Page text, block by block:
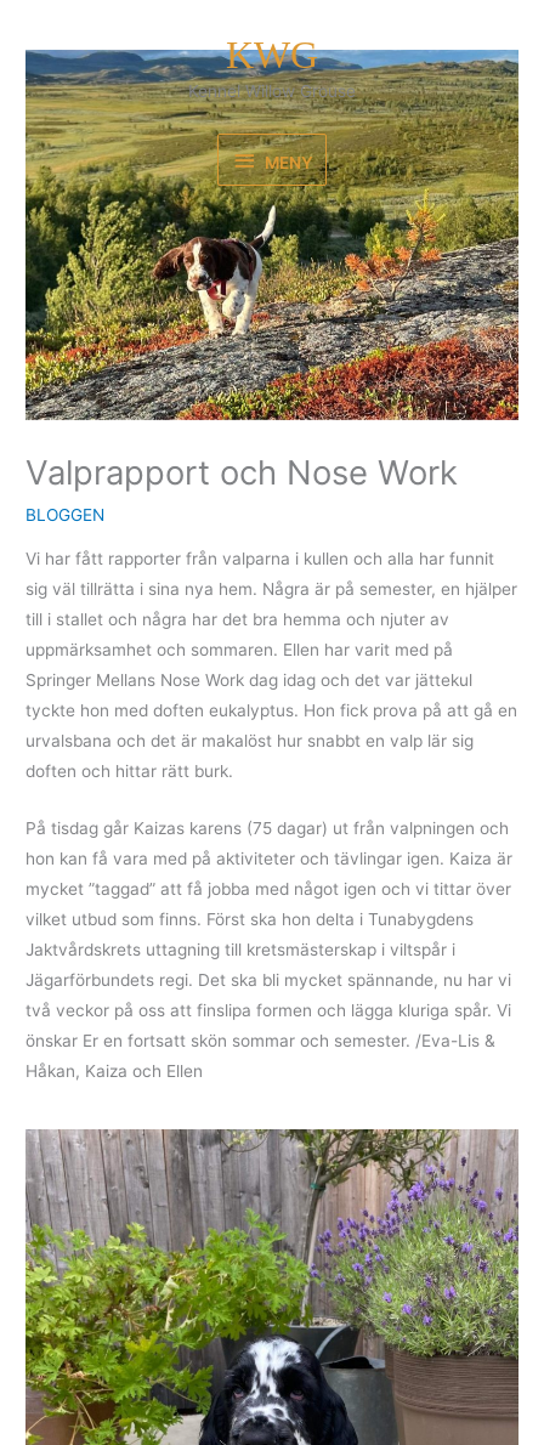
innehåll
KWG
Kennel Willow Grouse
MENY
MENY
Valprapport och Nose Work
BLOGGEN
Vi har fått rapporter från valparna i kullen och alla har funnit
sig väl tillrätta i sina nya hem. Några är på semester, en hjälper
till i stallet och några har det bra hemma och njuter av
uppmärksamhet och sommaren. Ellen har varit med på
Springer Mellans Nose Work dag idag och det var jättekul
tyckte hon med doften eukalyptus. Hon fick prova på att gå en
urvalsbana och det är makalöst hur snabbt en valp lär sig
doften och hittar rätt burk.
På tisdag går Kaizas karens (75 dagar) ut från valpningen och
hon kan få vara med på aktiviteter och tävlingar igen. Kaiza är
mycket ”taggad” att få jobba med något igen och vi tittar över
vilket utbud som finns. Först ska hon delta i Tunabygdens
Jaktvårdskrets uttagning till kretsmästerskap i viltspår i
Jägarförbundets regi. Det ska bli mycket spännande, nu har vi
två veckor på oss att finslipa formen och lägga kluriga spår. Vi
önskar Er en fortsatt skön sommar och semester. /Eva-Lis &
Håkan, Kaiza och Ellen